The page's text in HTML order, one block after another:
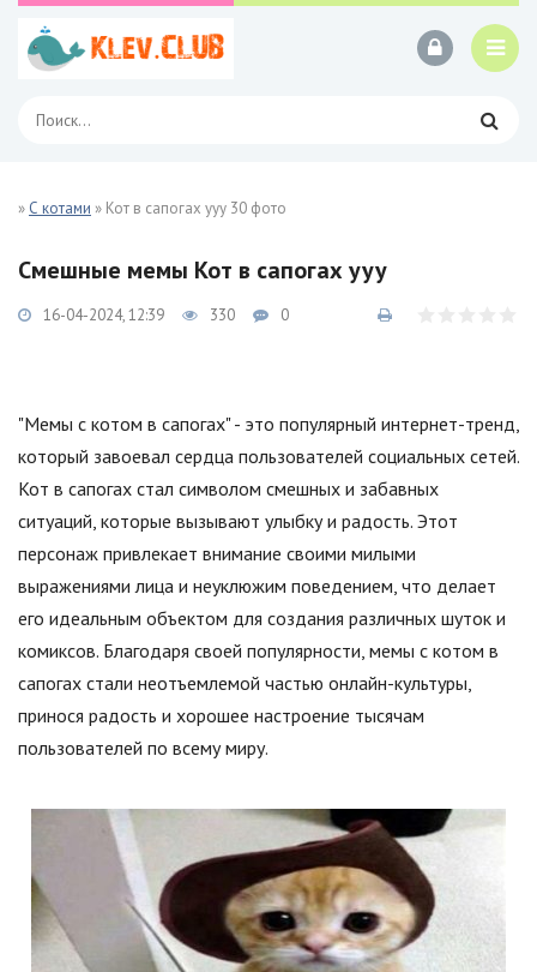
» С котами » Кот в сапогах ууу 30 фото
Смешные мемы Кот в сапогах ууу
16-04-2024, 12:39 330 0
"Мемы с котом в сапогах" - это популярный интернет-тренд,
который завоевал сердца пользователей социальных сетей.
Кот в сапогах стал символом смешных и забавных
ситуаций, которые вызывают улыбку и радость. Этот
персонаж привлекает внимание своими милыми
выражениями лица и неуклюжим поведением, что делает
его идеальным объектом для создания различных шуток и
комиксов. Благодаря своей популярности, мемы с котом в
сапогах стали неотъемлемой частью онлайн-культуры,
принося радость и хорошее настроение тысячам
пользователей по всему миру.